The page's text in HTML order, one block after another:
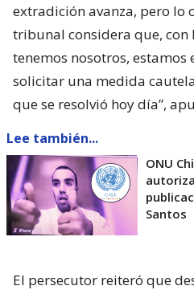
extradición avanza, pero lo
tribunal considera que, con
tenemos nosotros, estamos
solicitar una medida
que se resolvió hoy día”,
Lee también...
ONU
Santos
El persecutor reiteró que